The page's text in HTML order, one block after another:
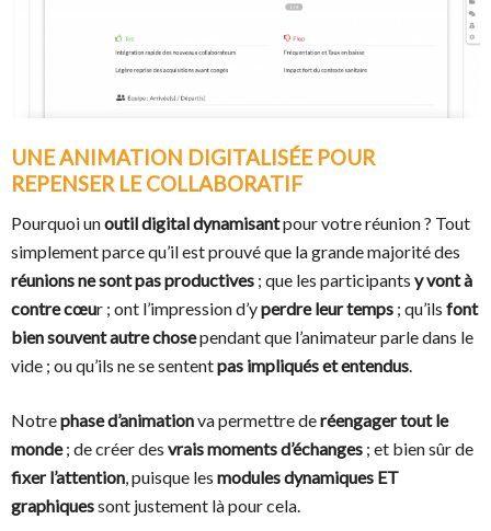
UNE ANIMATION DIGITALISÉE POUR
REPENSER LE COLLABORATIF
Pourquoi unoutil digital dynamisantpour votre réunion ? Tout
simplement parce qu’il est prouvé que la grande majorité des
réunions ne sont pas productives ; que les participants y vont à
contre cœur ; ont l’impression d’yperdre leur temps ; qu’ils font
bien souvent autre chosependant que l’animateur parle dans le
vide ; ou qu’ils ne se sententpas impliqués et entendus
Notrephase d’animationva permettre deréengager tout le
monde; de créer des vrais moments d’échanges ; et bien sûr de
fixer l’attention , puisque les modules dynamiques ET
graphiquessont justement là pour cela.